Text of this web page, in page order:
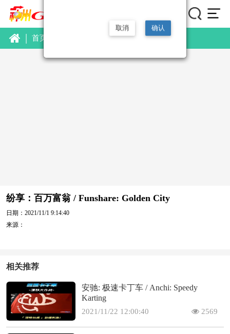
| 首页 新品视频 详情
纷享：百万富翁 / Funshare: Golden City
日期：2021/11/1 9:14:40
来源：
相关推荐
安驰: 极速卡丁车 / Anchi: Speedy
Karting
2021/11/22 12:00:40 2569
取消 确认